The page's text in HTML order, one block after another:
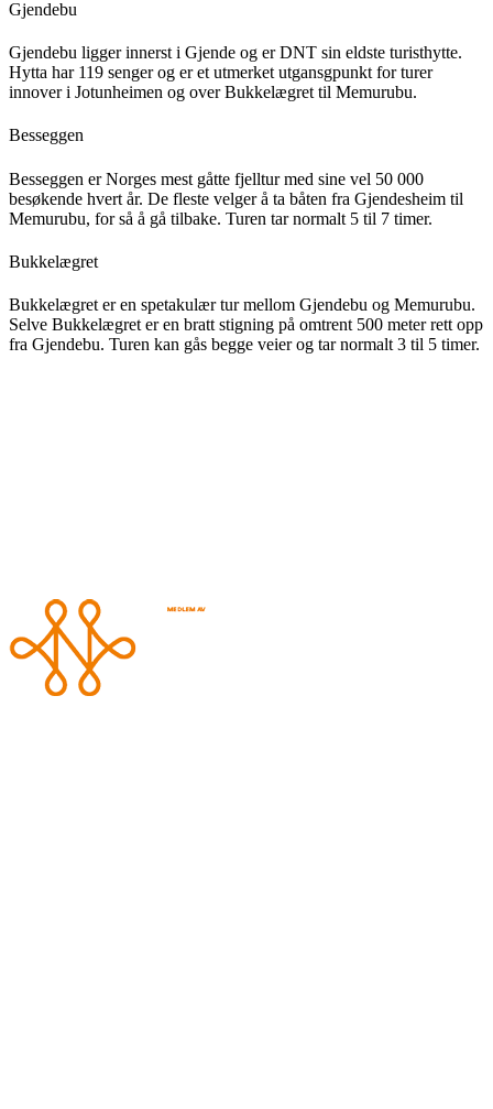
Gjendebu
Gjendebu ligger innerst i Gjende og er DNT sin eldste turisthytte.
Hytta har 119 senger og er et utmerket utgansgpunkt for turer
innover i Jotunheimen og over Bukkelægret til Memurubu.
Besseggen
Besseggen er Norges mest gåtte fjelltur med sine vel 50 000
besøkende hvert år. De fleste velger å ta båten fra Gjendesheim til
Memurubu, for så å gå tilbake. Turen tar normalt 5 til 7 timer.
Bukkelægret
Bukkelægret er en spetakulær tur mellom Gjendebu og Memurubu.
Selve Bukkelægret er en bratt stigning på omtrent 500 meter rett opp
fra Gjendebu. Turen kan gås begge veier og tar normalt 3 til 5 timer.